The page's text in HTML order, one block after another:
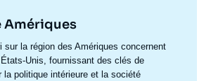
Amériques
sur la région des Amériques concernent
Unis, fournissant des clés de
la politique intérieure et la société